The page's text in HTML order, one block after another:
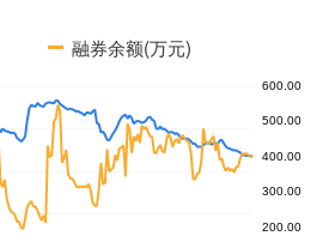
融券余额(万元)